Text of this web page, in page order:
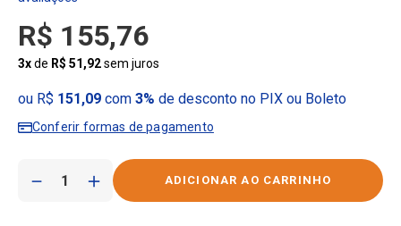
R$ 155,76
3xde R$ 51,92sem juros
ou R$ 151,09com 3% de desconto no PIX ou Boleto
Conferir formas de pagamento
＋
－